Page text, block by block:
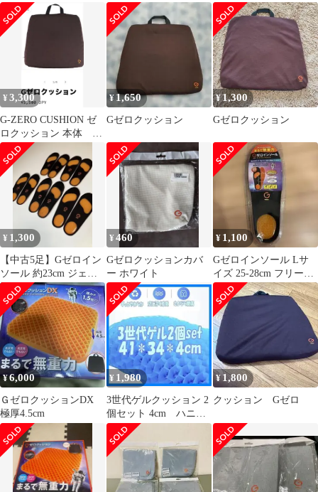
ソフトライド ゼロG
26cm
ト☆
¥3,300
G-ZERO CUSHION ゼ
ロクッション 本体 ブ
ラウン
¥ 1,650
Gゼロクッション
¥1,300
Gゼロクッション
¥ 1,300
【中古5足】Gゼロイン
ソール 約23cm ジェル
衝撃吸収
¥460
Gゼロクッションカバ
ー ホワイト
¥ 1,100
Gゼロインソール Lサ
イズ 25-28cm フリーカ
ット
¥6,000
ＧゼロクッションDX
極厚4.5cm
¥ 1,980
3世代ゲルクッション 2
個セット 4cm ハニカ
ムゲルクッション
¥1,800
クッション Gゼロ